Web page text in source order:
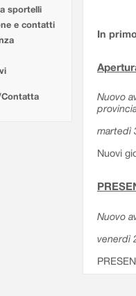
sportelli
e contatti
In
Nuovo
martedì
Nuovi
Nuovo
venerdì